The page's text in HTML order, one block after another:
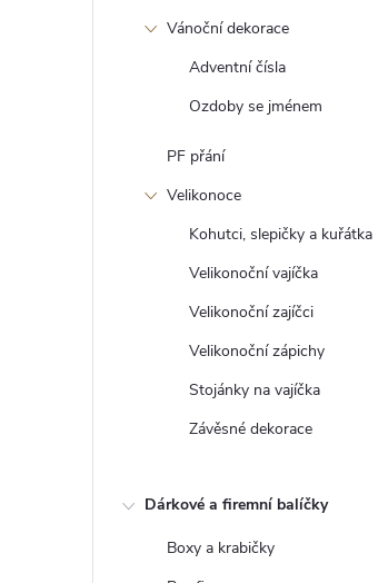
Vánoční dekorace
Adventní čísla
Ozdoby se jménem
PF přání
Velikonoce
Kohutci, slepičky a kuřátka
Velikonoční vajíčka
Velikonoční zajíčci
Velikonoční zápichy
Stojánky na vajíčka
Závěsné dekorace
Dárkové a firemní balíčky
Boxy a krabičky
ZOBRAZIT
Visačky na zavařeniny
4 Kč